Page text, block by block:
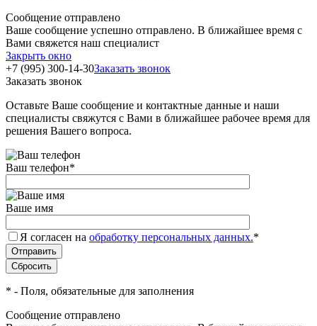
Сообщение отправлено
Ваше сообщение успешно отправлено. В ближайшее время с
Вами свяжется наш специалист
Закрыть окно
+7 (995) 300-14-30Заказать звонок
Заказать звонок
Оставьте Ваше сообщение и контактные данные и наши
специалисты свяжутся с Вами в ближайшее рабочее время для
решения Вашего вопроса.
Ваш телефон*
Ваше имя
Я согласен на обработку персональных данных.*
* - Поля, обязательные для заполнения
Сообщение отправлено